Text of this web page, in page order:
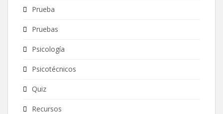
Prueba
Pruebas
Psicología
Psicotécnicos
Quiz
Recursos